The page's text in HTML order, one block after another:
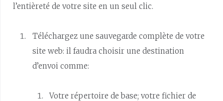
l’entièreté de votre site en un seul clic.
Téléchargez une sauvegarde complète de votre
site web: il faudra choisir une destination
d’envoi comme:
Votre répertoire de base; votre fichier de